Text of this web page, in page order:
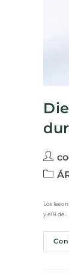
Los
y el 8 de…